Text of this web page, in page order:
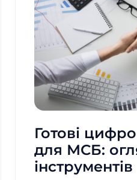
Готові
для МСБ:
інструментів